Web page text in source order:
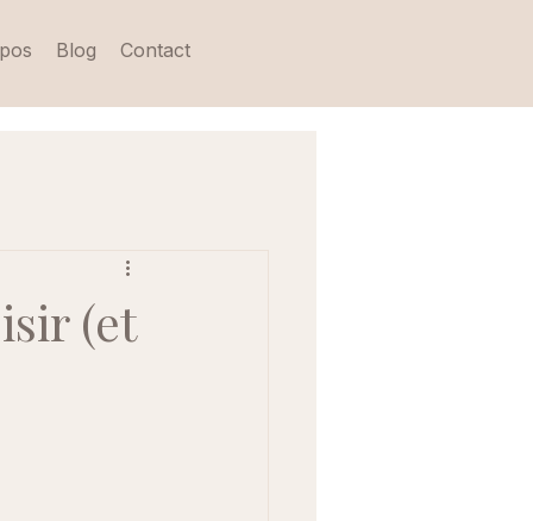
Blog Contact
(et